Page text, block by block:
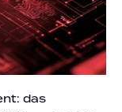
das